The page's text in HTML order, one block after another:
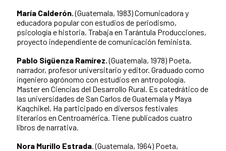
María Calderón. (Guatemala, 1983) Comunicadora y
educadora popular con estudios de periodismo,
psicología e historia. Trabaja en Tarántula Producciones,
proyecto independiente de comunicación feminista.
Pablo Sigüenza Ramírez.(Guatemala, 1978) Poeta,
narrador, profesor universitario y editor. Graduado como
ingeniero agrónomo con estudios en antropología.
Master en Ciencias del Desarrollo Rural. Es catedrático de
las universidades de San Carlos de Guatemala y Maya
Kaqchikel. Ha participado en diversos festivales
literarios en Centroamérica. Tiene publicados cuatro
libros de narrativa.
Nora Murillo Estrada.(Guatemala, 1964) Poeta,